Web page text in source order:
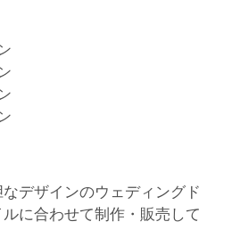
デザインのウェディングド
に合わせて制作・販売して